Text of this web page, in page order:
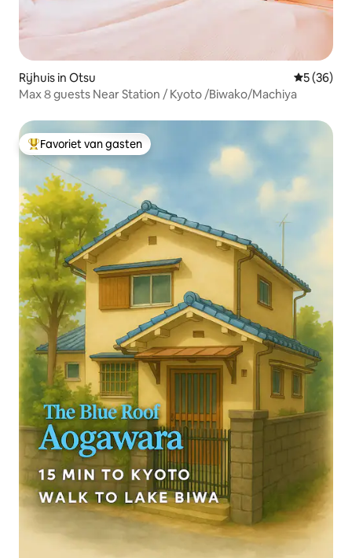
Rijhuis in Otsu
5 (36)
Max８guests Near Station / Kyoto /Biwako/Machiya
Topfavoriet van gasten
Favoriet van gasten